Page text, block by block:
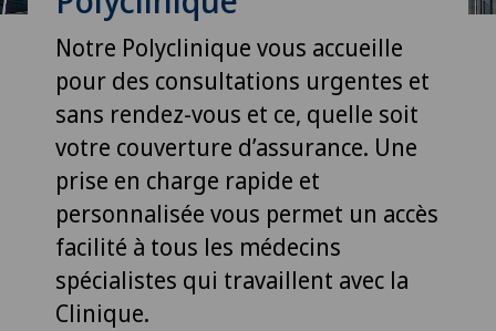
Notre Polyclinique vous accueille
pour des consultations urgentes et
sans rendez-vous et ce, quelle soit
votre couverture d’assurance. Une
prise en charge rapide et
personnalisée vous permet un accès
facilité à tous les médecins
spécialistes qui travaillent avec la
Clinique.